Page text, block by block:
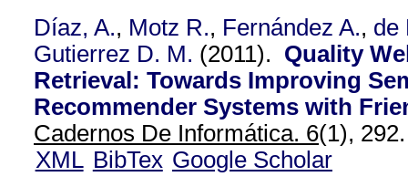
Díaz, A., Motz R., Fernández A., de
Gutierrez D. M. (2011). Quality
Retrieval: Towards Improving
Recommender Systems with
Cadernos De Informática. 6(1), 292.
XML BibTex Google Scholar